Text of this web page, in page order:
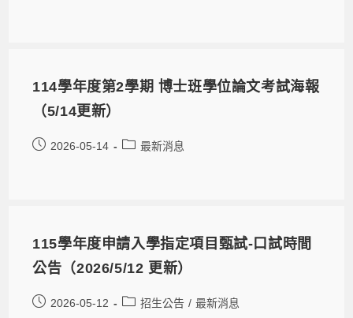
114學年度第2學期 博士班學位論文考試海報
（5/14更新）
2026-05-14 最新消息
115學年度申請入學指定項目甄試-口試時間
公告（2026/5/12 更新）
2026-05-12 招生公告 / 最新消息